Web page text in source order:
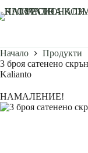
Начало Продукти
3 броя сатенено
Kalianto
НАМАЛЕНИЕ!